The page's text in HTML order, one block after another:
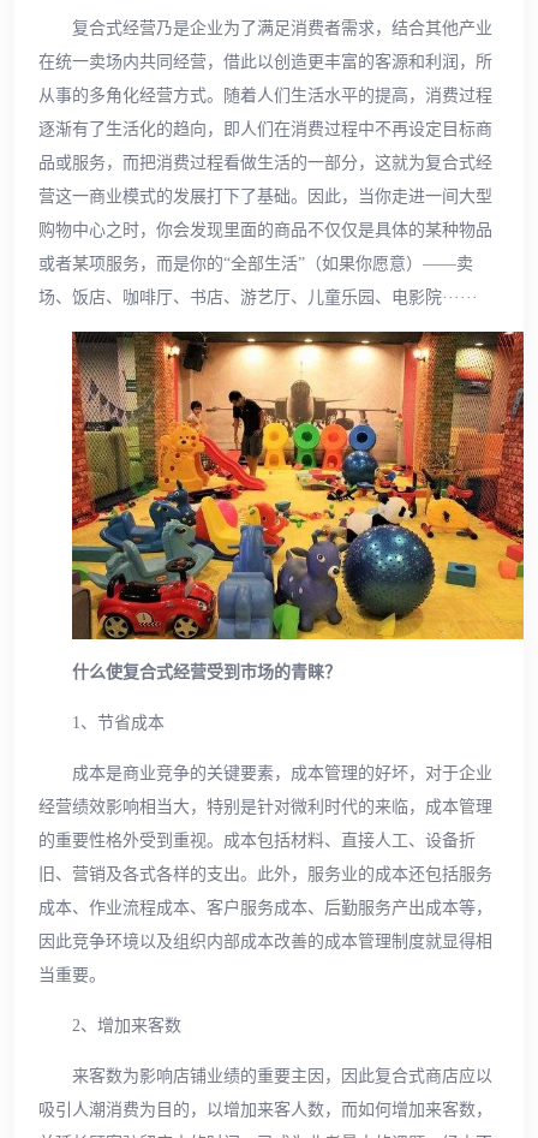
复合式经营乃是企业为了满足消费者需求，结合其他产业
在统一卖场内共同经营，借此以创造更丰富的客源和利润，所
从事的多角化经营方式。随着人们生活水平的提高，消费过程
逐渐有了生活化的趋向，即人们在消费过程中不再设定目标商
品或服务，而把消费过程看做生活的一部分，这就为复合式经
营这一商业模式的发展打下了基础。因此，当你走进一间大型
购物中心之时，你会发现里面的商品不仅仅是具体的某种物品
或者某项服务，而是你的“全部生活”（如果你愿意）——卖
场、饭店、咖啡厅、书店、游艺厅、儿童乐园、电影院······
什么使复合式经营受到市场的青睐？
1、节省成本
成本是商业竞争的关键要素，成本管理的好坏，对于企业
经营绩效影响相当大，特别是针对微利时代的来临，成本管理
的重要性格外受到重视。成本包括材料、直接人工、设备折
旧、营销及各式各样的支出。此外，服务业的成本还包括服务
成本、作业流程成本、客户服务成本、后勤服务产出成本等，
因此竞争环境以及组织内部成本改善的成本管理制度就显得相
当重要。
2、增加来客数
来客数为影响店铺业绩的重要主因，因此复合式商店应以
吸引人潮消费为目的，以增加来客人数，而如何增加来客数，